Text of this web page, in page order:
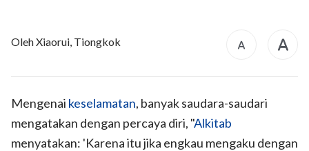
Oleh Xiaorui, Tiongkok
Mengenai keselamatan, banyak saudara-saudari
mengatakan dengan percaya diri, "Alkitab
menyatakan: 'Karena itu jika engkau mengaku dengan